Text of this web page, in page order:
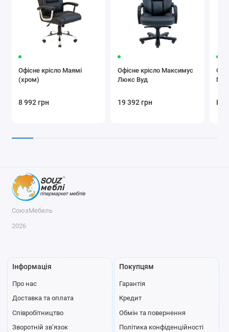
Офісне крісло Маямі
(хром)
8 992 грн
Офісне крісло Максимус
Люкс Вуд
19 392 грн
СоюзМебель
2026
Інформація
Про нас
Доставка та оплата
Співробітництво
Зворотній зв’язок
Покупцям
Гарантія
Кредит
Обмін та повернення
Політика конфіденційності